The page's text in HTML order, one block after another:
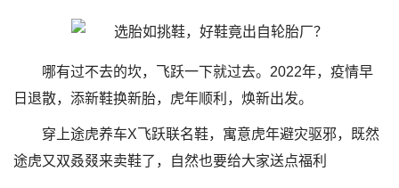
哪有过不去的坎，飞跃一下就过去。2022年，疫情早
日退散，添新鞋换新胎，虎年顺利，焕新出发。
穿上途虎养车X飞跃联名鞋，寓意虎年避灾驱邪，既然
途虎又双叒叕来卖鞋了，自然也要给大家送点福利